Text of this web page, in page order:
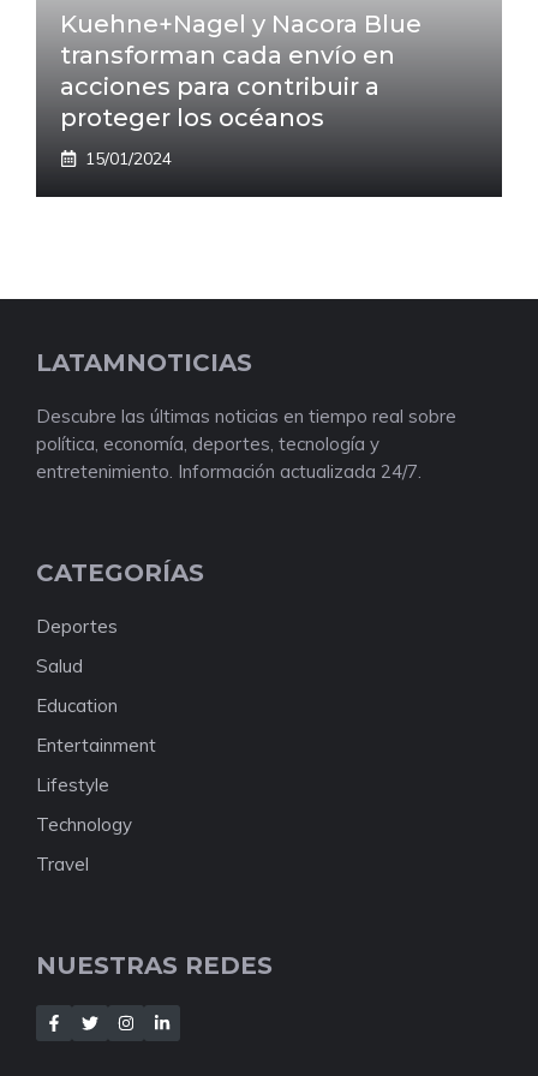
Kuehne+Nagel y Nacora Blue
transforman cada envío en
acciones para contribuir a
proteger los océanos
15/01/2024
LATAMNOTICIAS
Descubre las últimas noticias en tiempo real sobre
política, economía, deportes, tecnología y
entretenimiento. Información actualizada 24/7.
CATEGORÍAS
Deportes
Salud
Education
Entertainment
Lifestyle
Technology
Travel
NUESTRAS REDES